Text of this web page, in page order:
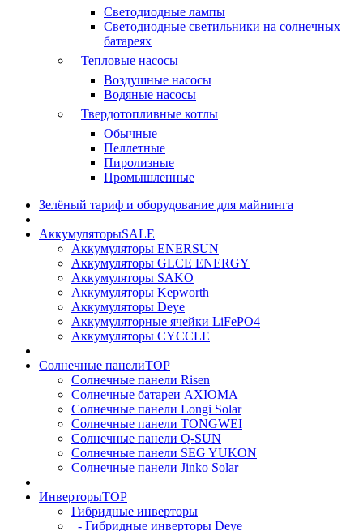
Светодиодные лампы
Светодиодные светильники на солнечных
батареях
Тепловые насосы
Воздушные насосы
Водяные насосы
Твердотопливные котлы
Обычные
Пеллетные
Пиролизные
Промышленные
Зелёный тариф и оборудование для майнинга
АккумуляторыSALE
Аккумуляторы ENERSUN
Аккумуляторы GLCE ENERGY
Аккумуляторы SAKO
Аккумуляторы Kepworth
Аккумуляторы Deye
Аккумуляторные ячейки LiFePO4
Аккумуляторы CYCCLE
Солнечные панелиTOP
Солнечные панели Risen
Солнечные батареи AXIOMA
Солнечные панели Longi Solar
Солнечные панели TONGWEI
Солнечные панели Q-SUN
Солнечные панели SEG YUKON
Солнечные панели Jinko Solar
ИнверторыTOP
Гибридные инверторы
- Гибридные инверторы Deye